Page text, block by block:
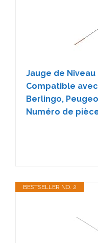
Jauge de
Compatible avec
Berlingo,
Numéro de pièce
BESTSELLER NO. 2